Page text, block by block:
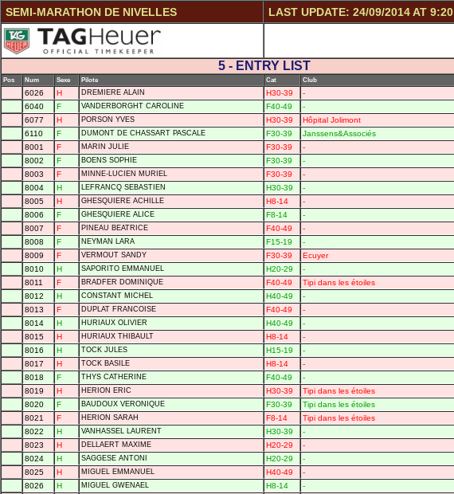
SEMI-MARATHON DE NIVELLES LAST UPDATE: 24/09/2014 AT 9:20
5 - ENTRY LIST
Pos Num Sexe Pilote Cat Club
6026 H DREMIERE ALAIN H30-39 -
6040
F VANDERBORGHT CAROLINE F40-49 -
6077
H PORSON YVES H30-39 Hôpital Jolimont
6110
F DUMONT DE CHASSART PASCALE F30-39 Janssens&Associés
8001
F MARIN JULIE F30-39 -
8002
F BOENS SOPHIE F30-39 -
8003
F MINNE-LUCIEN MURIEL F30-39 -
8004
H LEFRANCQ SEBASTIEN H30-39 -
8005
H GHESQUIERE ACHILLE H8-14 -
8006
F GHESQUIERE ALICE F8-14 -
8007
F PINEAU BEATRICE F40-49 -
8008
F NEYMAN LARA F15-19 -
8009
F VERMOUT SANDY F30-39 Ecuyer
8010
H SAPORITO EMMANUEL H20-29 -
8011
F BRADFER DOMINIQUE F40-49 Tipi dans les étoiles
8012
H CONSTANT MICHEL H40-49 -
8013
F DUPLAT FRANCOISE F40-49 -
8014
H HURIAUX OLIVIER H40-49 -
8015
H HURIAUX THIBAULT H8-14 -
8016
H TOCK JULES H15-19 -
8017
H TOCK BASILE H8-14 -
8018
F THYS CATHERINE F40-49 -
8019
H HERION ERIC H30-39 Tipi dans les étoiles
8020
F BAUDOUX VERONIQUE F30-39 Tipi dans les étoiles
8021
F HERION SARAH F8-14 Tipi dans les étoiles
8022
H VANHASSEL LAURENT H30-39 -
8023
H DELLAERT MAXIME H20-29 -
8024
H SAGGESE ANTONI H20-29 -
8025
H MIGUEL EMMANUEL H40-49 -
8026
H MIGUEL GWENAEL H8-14 -